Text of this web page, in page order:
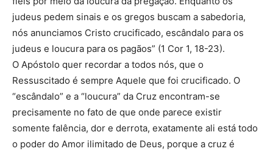
judeus pedem sinais e os gregos buscam a sabedoria,
nós anunciamos Cristo crucificado, escândalo para os
judeus e loucura para os pagãos” (1 Cor 1, 18-23).
O Apóstolo quer recordar a todos nós, que o
Ressuscitado é sempre Aquele que foi crucificado. O
“escândalo” e a “loucura” da Cruz encontram-se
precisamente no fato de que onde parece existir
somente falência, dor e derrota, exatamente ali está todo
o poder do Amor ilimitado de Deus, porque a cruz é